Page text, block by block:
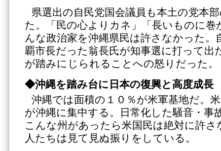
県選出の自民党国会議員も本土の党本
た。「民の心よりカネ」「長いものに
んな政治家を沖縄県民は許さなかった。
覇市長だった翁長氏が知事選に打って出
が踏みにじられることへの怒りだった。
◆沖縄を踏み台に日本の復興と高度成長
沖縄では面積の１０％が米軍基地だ。
が沖縄に集中する。日常化した騒音・事
こんな州があったら米国民は絶対に許
人たちは見て見ぬ振りをしている。